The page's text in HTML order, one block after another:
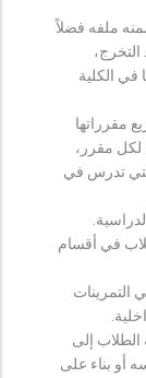
ملفه فضلاً
الكلية
مقرراتها
مقرر،
تدرس في
في أقسام
التمرينات
الطلاب إلى
أو بناء على